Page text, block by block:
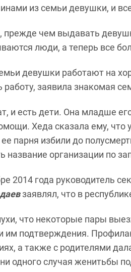
из семьи девушки, и
прежде чем выдавать
люди, а теперь все
девушки работают на
работу, заявила знакомая
и есть дети. Она младше
Хеда сказала ему, что
ее парня избили до
название организации по
2014 года руководитель
заявлял, что в
что некоторые пары
им подтверждения.
а также с родителями
одного случая женитьбы